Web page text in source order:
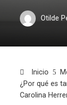
Otilde
Inicio
¿Por qué es
Carolina